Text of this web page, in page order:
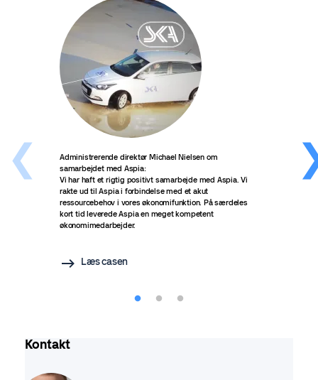
Administrerende direktør Michael Nielsen om
samarbejdet med Aspia:
Vi har haft et rigtig positivt samarbejde med Aspia. Vi
rakte ud til Aspia i forbindelse med et akut
ressourcebehov i vores økonomifunktion. På særdeles
kort tid leverede Aspia en meget kompetent
økonomimedarbejder.
Læs casen
stor
Kontakt